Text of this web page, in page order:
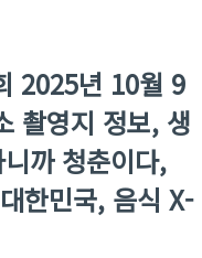
2025년 10월 9
촬영지 정보, 생
까 청춘이다,
한민국, 음식 X-